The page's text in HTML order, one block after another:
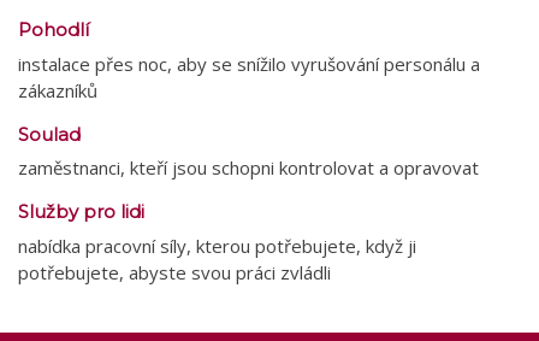
Pohodlí
instalace přes noc, aby se snížilo vyrušování personálu a
zákazníků
Soulad
zaměstnanci, kteří jsou schopni kontrolovat a opravovat
Služby pro lidi
nabídka pracovní síly, kterou potřebujete, když ji
potřebujete, abyste svou práci zvládli